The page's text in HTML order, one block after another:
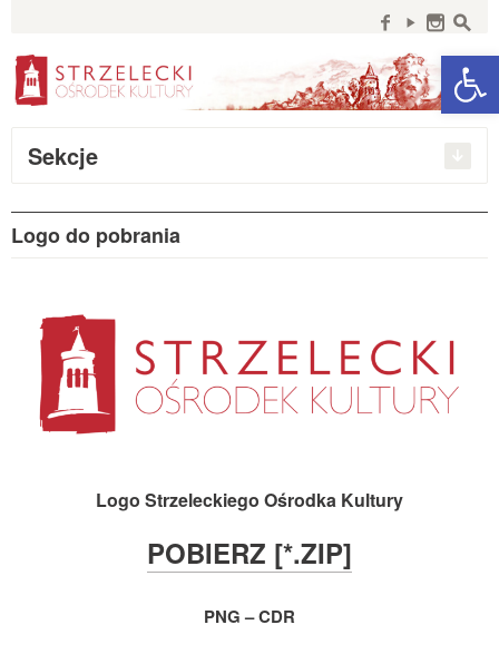
f y n s
Sekcje
Logo do pobrania
Logo Strzeleckiego Ośrodka Kultury
POBIERZ [*.ZIP]
PNG – CDR